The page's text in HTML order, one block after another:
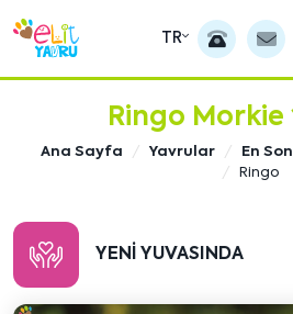
TR
Ringo Morkie
Ana Sayfa Yavrular
En
Ringo
YENI YUVASINDA